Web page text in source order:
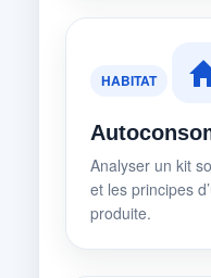
HABITAT
Analyser un kit
et les principes
produite.